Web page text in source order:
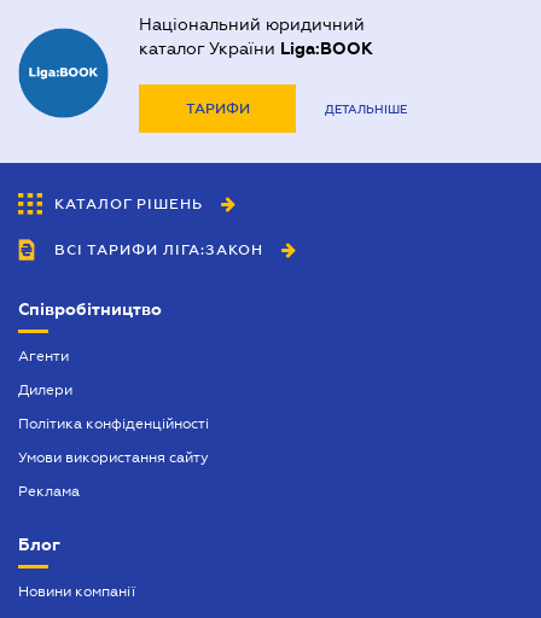
Національний юридичний
каталог України Liga:BOOK
ТАРИФИ ДЕТАЛЬНІШЕ
КАТАЛОГ РІШЕНЬ
ВСІ ТАРИФИ ЛІГА:ЗАКОН
Співробітництво
Агенти
Дилери
Політика конфіденційності
Умови використання сайту
Реклама
Блог
Новини компанії